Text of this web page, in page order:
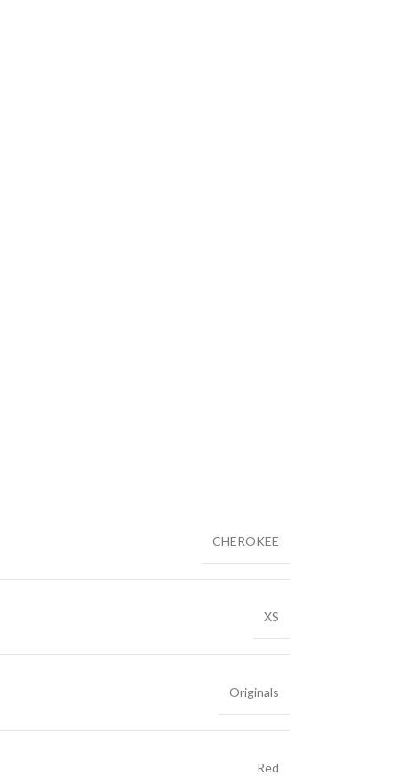
CHEROKEE
XS
Originals
Red